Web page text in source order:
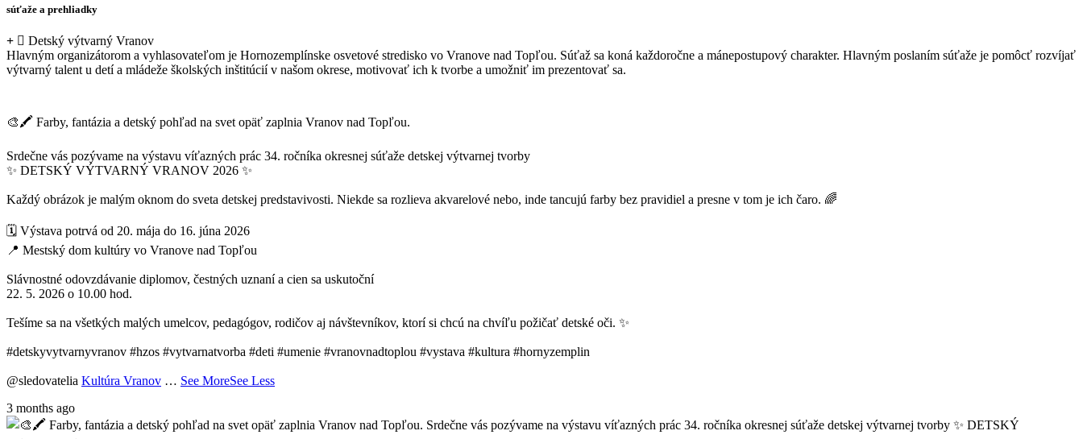
súťaže a prehliadky
Detský výtvarný Vranov
Hlavným organizátorom a vyhlasovateľom je Hornozemplínske osvetové stredisko vo Vranove nad Topľou. Súťaž sa koná každoročne a mánepostupový charakter. Hlavným poslaním súťaže je pomôcť rozvíjať
výtvarný talent u detí a mládeže školských inštitúcií v našom okrese, motivovať ich k tvorbe a umožniť im prezentovať sa.
🎨🖍️ Farby, fantázia a detský pohľad na svet opäť zaplnia Vranov nad Topľou.
Srdečne vás pozývame na výstavu víťazných prác 34. ročníka okresnej súťaže detskej výtvarnej tvorby
✨ DETSKÝ VÝTVARNÝ VRANOV 2026 ✨
Každý obrázok je malým oknom do sveta detskej predstavivosti. Niekde sa rozlieva akvarelové nebo, inde tancujú farby bez pravidiel a presne v tom je ich čaro. 🌈
🗓 Výstava potrvá od 20. mája do 16. júna 2026
📍 Mestský dom kultúry vo Vranove nad Topľou
Slávnostné odovzdávanie diplomov, čestných uznaní a cien sa uskutoční
22. 5. 2026 o 10.00 hod.
Tešíme sa na všetkých malých umelcov, pedagógov, rodičov aj návštevníkov, ktorí si chcú na chvíľu požičať detské oči. ✨
#detskyvytvarnyvranov #hzos #vytvarnatvorba #deti #umenie #vranovnadtoplou #vystava #kultura #hornyzemplin
@sledovatelia Kultúra Vranov … See MoreSee Less
3 months ago